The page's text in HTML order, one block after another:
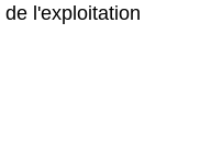
l'exploitation